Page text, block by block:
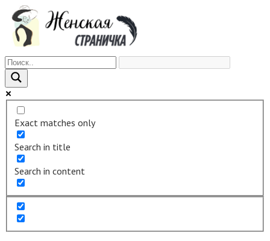
Перейти
контенту
Exact matches only
Search in title
Search in content